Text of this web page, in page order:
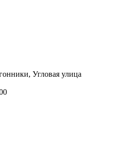
Угловая улица